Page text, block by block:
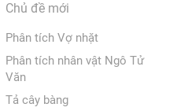
Chủ đề mới
Phân tích Vợ nhặt
Phân tích nhân vật Ngô Tử
Văn
Tả cây bàng